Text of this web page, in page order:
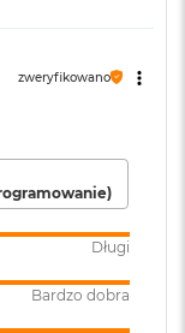
lub nowszy
systemu
zweryfikowano
Długi
Bardzo dobra